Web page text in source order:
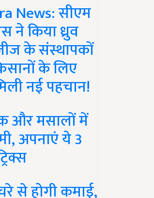
News: सीएम
ने किया ध्रुव
के संस्थापकों
के लिए
नई पहचान!
और मसालों में
अपनाएं ये 3
से होगी कमाई,